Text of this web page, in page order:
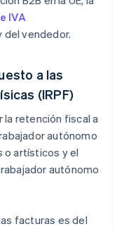
IVA
del vendedor.
a las
(IRPF)
la retención fiscal a
autónomo
o artísticos y el
autónomo
facturas es del